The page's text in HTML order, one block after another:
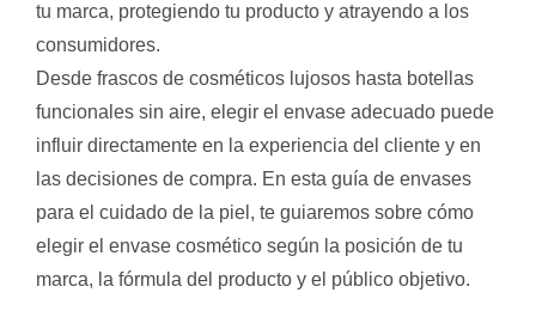
tu marca, protegiendo tu producto y atrayendo a los
consumidores.
Desde frascos de cosméticos lujosos hasta botellas
funcionales sin aire, elegir el envase adecuado puede
influir directamente en la experiencia del cliente y en
las decisiones de compra. En esta guía de envases
para el cuidado de la piel, te guiaremos sobre cómo
elegir el envase cosmético según la posición de tu
marca, la fórmula del producto y el público objetivo.